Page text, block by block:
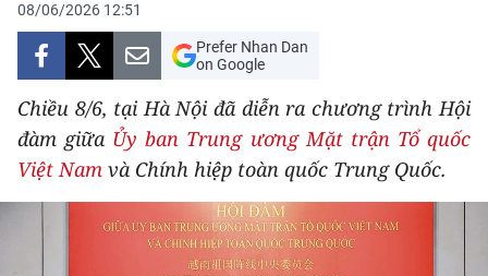
VĂN HÓA
XÃ HỘI
PHÁP LUẬT
DU LỊCH
THẾ GIỚI
08/06/2026 12:51
Prefer Nhan Dan
on Google
Chiều 8/6, tại Hà Nội đã diễn ra chương trình Hội
đàm giữa Ủy ban Trung ương Mặt trận Tổ quốc
Việt Nam và Chính hiệp toàn quốc Trung Quốc.